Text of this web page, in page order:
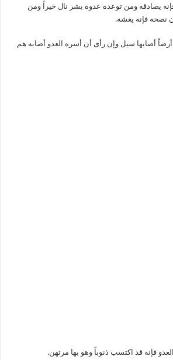
يصادقه ومن توعده عدوه بشر نال خيراً ومن
نصحه فإنه يغشه.
أصابها سيل وإن رأى أن أسره العدو أصابه هم
فإنه قد اكتسب ذنوباً وهو بها مرتهن.